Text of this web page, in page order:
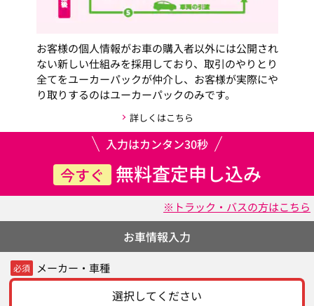
お客様の個人情報がお車の購入者以外には公開され
ない新しい仕組みを採用しており、取引のやりとり
全てをユーカーパックが仲介し、お客様が実際にや
り取りするのはユーカーパックのみです。
詳しくはこちら
入力はカンタン30秒
今すぐ 無料査定申し込み
※トラック・バスの方はこちら
お車情報入力
必須 メーカー・車種
選択してください